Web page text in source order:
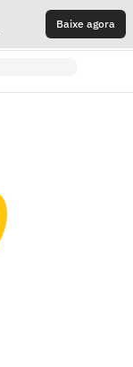
Baixe agora